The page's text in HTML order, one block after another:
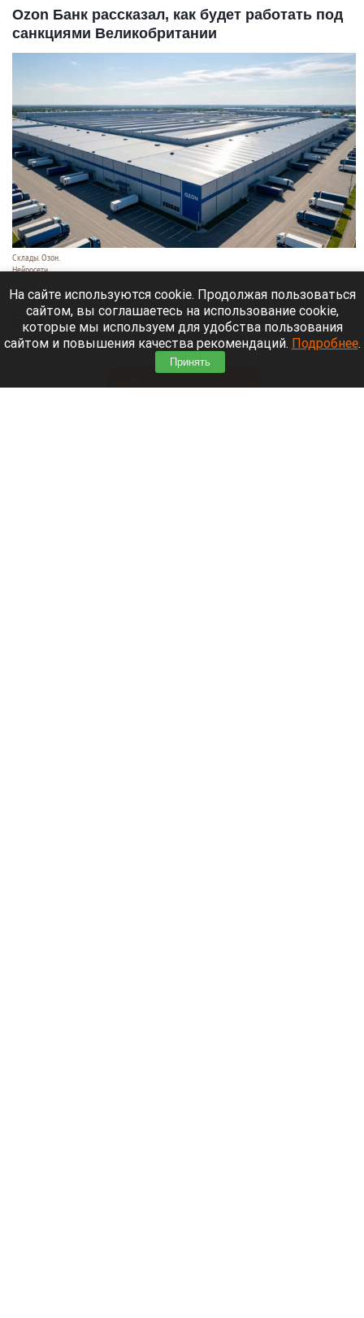
Ozon Банк рассказал, как будет работать под
санкциями Великобритании
Склады. Озон.
Нейросети
6 августа 2026 в 22:00
Банк работает в стандартном режиме, и
британские санкции не влияют на его
На сайте используются cookie. Продолжая пользоваться
сайтом, вы соглашаетесь на использование cookie,
которые мы используем для удобства пользования
сайтом и повышения качества рекомендаций. Подробнее.
Принять